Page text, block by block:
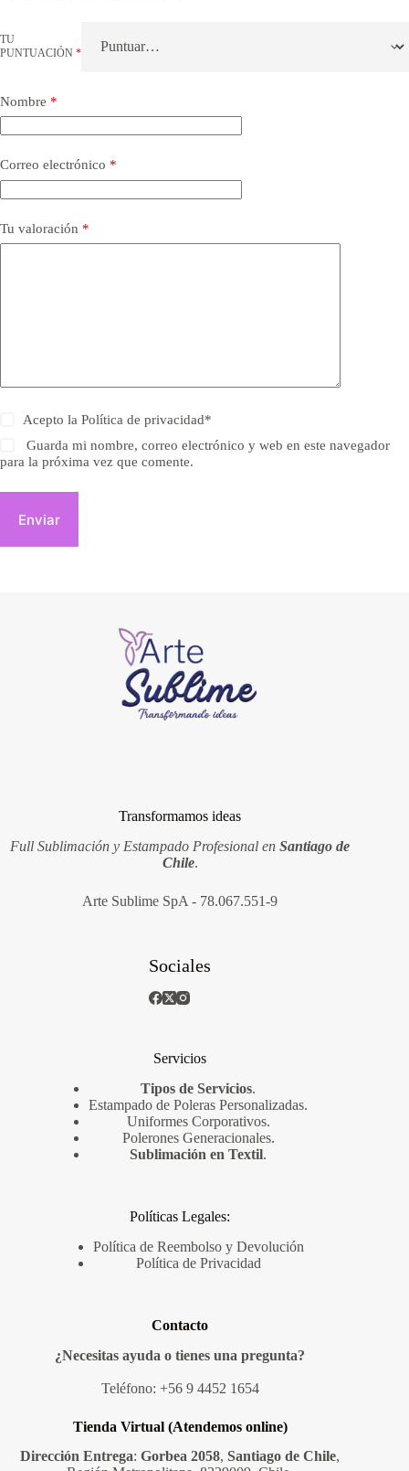
TU
PUNTUACIÓN *
Nombre *
Correo electrónico *
Tu valoración *
Acepto laPolítica de privacidad*
Guarda mi nombre, correo electrónico y web en este navegador
para la próxima vez que comente.
Enviar
Transformamos ideas
Full Sublimación y Estampado Profesional enSantiago de
Chile.
Arte Sublime SpA - 78.067.551-9
Sociales
Servicios
Tipos de Servicios.
Estampado de Poleras Personalizadas.
Uniformes Corporativos.
Polerones Generacionales.
Sublimación en Textil.
Políticas Legales:
Política de Reembolso y Devolución
Política de Privacidad
Contacto
¿Necesitas ayuda o tienes una pregunta?
Teléfono: +56 9 4452 1654
Tienda Virtual (Atendemos online)
Dirección Entrega:Gorbea 2058,Santiago de Chile,